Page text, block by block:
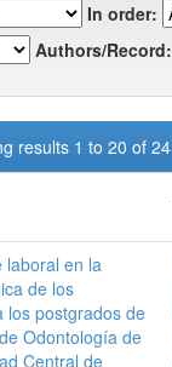
In order:
Authors/Record:
results 1 to 20 of 24
laboral en la
de los
los postgrados de
Odontología de
Central de